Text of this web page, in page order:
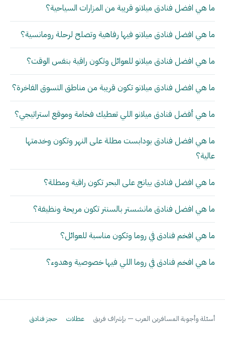
ما هي افضل فنادق ميلانو قريبة من المزارات السياحية؟
ما هي افضل فنادق ميلانو فيها رفاهية وتصلح لرحلة رومانسية؟
ما هي افضل فنادق ميلانو للعوائل وتكون راقية بنفس الوقت؟
ما هي افضل فنادق ميلانو تكون قريبة من مناطق التسوق الفاخرة؟
ما هي أفضل فنادق ميلانو اللي تعطيك فخامة وموقع استراتيجي؟
ما هي افضل فنادق بودابست مطلة على النهر وتكون وخدمتها
عالية؟
ما هي افضل فنادق بيانج على البحر تكون راقية ومطلة؟
ما هي افضل فنادق مانشستر بالسنتر تكون مريحة ونظيفة؟
ما هي افخم فنادق في روما وتكون مناسبة للعوائل؟
ما هي افخم فنادق في روما اللي فيها خصوصية وهدوء؟
أسئلة وأجوبة المسافرين العرب — بإشراف فريق عطلات حجز فنادق